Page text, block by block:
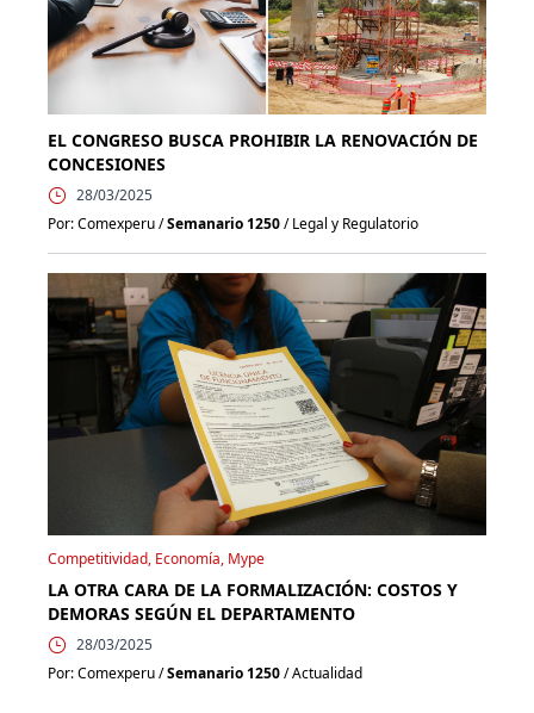
EL CONGRESO BUSCA PROHIBIR LA RENOVACIÓN DE
CONCESIONES
28/03/2025
Por: Comexperu /Semanario 1250/ Legal y Regulatorio
Competitividad, Economía, Mype
LA OTRA CARA DE LA FORMALIZACIÓN: COSTOS Y
DEMORAS SEGÚN EL DEPARTAMENTO
28/03/2025
Por: Comexperu /Semanario 1250/ Actualidad